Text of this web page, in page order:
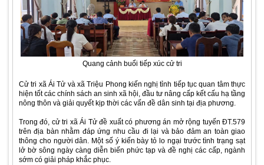
Quang cảnh buổi tiếp xúc cử tri
Cử tri xã Ái Tử và xã Triệu Phong kiến nghị tỉnh tiếp tục quan tâm thực
hiện tốt các chính sách an sinh xã hội, đầu tư nâng cấp kết cấu hạ tầng
nông thôn và giải quyết kịp thời các vấn đề dân sinh tại địa phương.
Trong đó, cử tri xã Ái Tử đề xuất có phương án mở rộng tuyến ĐT.579
trên địa bàn nhằm đáp ứng nhu cầu đi lại và bảo đảm an toàn giao
thông cho người dân. Một số ý kiến bày tỏ lo ngại trước tình trạng sạt
lở bờ sông ngày càng diễn biến phức tạp và đề nghị các cấp, ngành
sớm có giải pháp khắc phục.